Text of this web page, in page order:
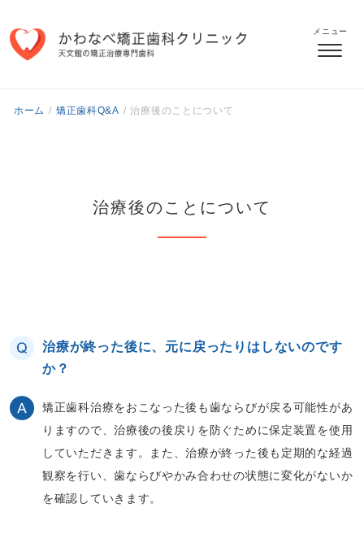
メニュー
ホーム / 矯正歯科Q&A / 治療後のことについて
治療後のことについて
治療が終った後に、元に戻ったりはしないのです
か？
矯正歯科治療をおこなった後も歯ならびが戻る可能性があ
りますので、治療後の後戻りを防ぐために保定装置を使用
していただきます。また、治療が終った後も定期的な経過
観察を行い、歯ならびやかみ合わせの状態に変化がないか
を確認していきます。